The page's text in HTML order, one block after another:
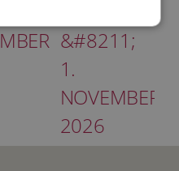
&#8211;
1.
NOVEMBER
2026